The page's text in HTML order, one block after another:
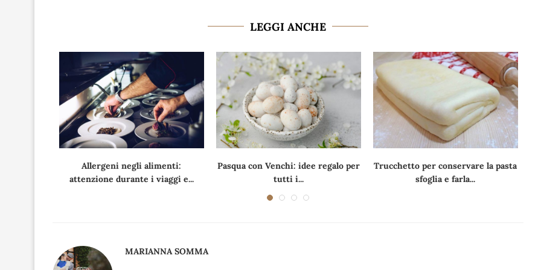
LEGGI ANCHE
Allergeni negli alimenti:
attenzione durante i viaggi e...
Pasqua con Venchi: idee regalo per
tutti i...
Trucchetto per conservare la pasta
sfoglia e farla...
MARIANNA SOMMA